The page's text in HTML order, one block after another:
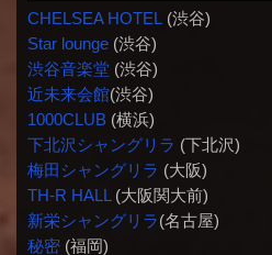
CHELSEA HOTEL (渋谷)
Star lounge(渋谷)
渋谷音楽堂(渋谷)
近未来会館(渋谷)
1000CLUB(横浜)
下北沢シャングリラ (下北沢)
梅田シャングリラ (大阪)
TH-R HALL(大阪関大前)
新栄シャングリラ(名古屋)
秘密(福岡)